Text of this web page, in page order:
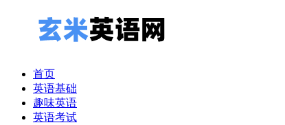
首页
英语基础
趣味英语
英语考试